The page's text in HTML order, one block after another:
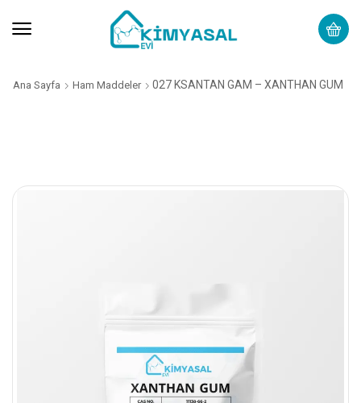
Ana Sayfa Ham Maddeler 027 KSANTAN GAM – XANTHAN GUM